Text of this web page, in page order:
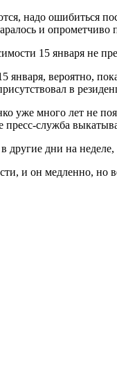
надо ошибиться
и
15 января не
января, вероятно,
в
уже много лет не
пресс-служба
другие дни на
и он медленно,